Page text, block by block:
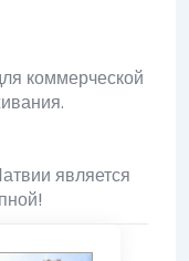
коммерческой
является